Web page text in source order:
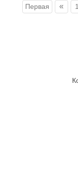
Первая « 1